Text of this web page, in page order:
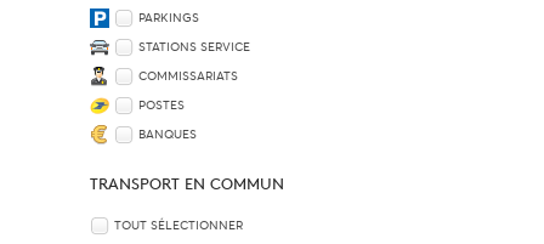
PARKINGS
STATIONS SERVICE
COMMISSARIATS
POSTES
BANQUES
TRANSPORT EN COMMUN
TOUT SÉLECTIONNER